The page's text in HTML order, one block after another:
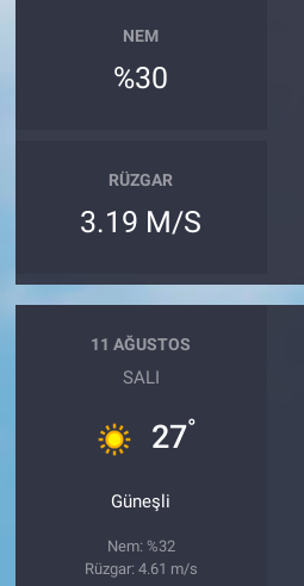
NEM
%30
RÜZGAR
3.19 M/S
11 AĞUSTOS
SALI
27°
Güneşli
Nem: %32
Rüzgar: 4.61 m/s